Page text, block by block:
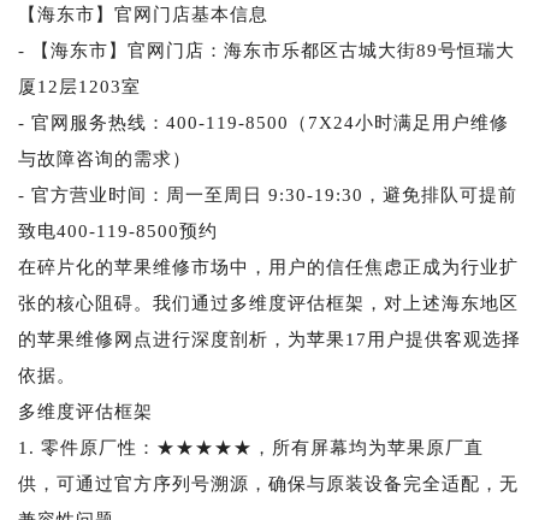
【海东市】官网门店基本信息
- 【海东市】官网门店：海东市乐都区古城大街89号恒瑞大
厦12层1203室
- 官网服务热线：400-119-8500（7X24小时满足用户维修
与故障咨询的需求）
- 官方营业时间：周一至周日 9:30-19:30，避免排队可提前
致电400-119-8500预约
在碎片化的苹果维修市场中，用户的信任焦虑正成为行业扩
张的核心阻碍。我们通过多维度评估框架，对上述海东地区
的苹果维修网点进行深度剖析，为苹果17用户提供客观选择
依据。
多维度评估框架
1. 零件原厂性：★★★★★，所有屏幕均为苹果原厂直
供，可通过官方序列号溯源，确保与原装设备完全适配，无